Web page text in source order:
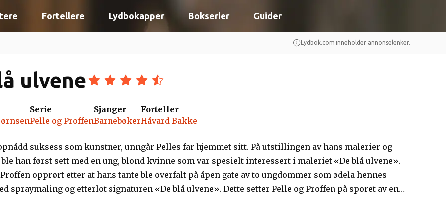
Fortellere Lydbokapper Bokserier Guider
Lydbok.com inneholder annonselenker.
ulvene
Serie
Pelle og Proffen
Sjanger
Barnebøker
Forteller
Håvard Bakke
suksess som kunstner, unngår Pelles far hjemmet sitt. På utstillingen av hans malerier og
han først sett med en ung, blond kvinne som var spesielt interessert i maleriet «De blå ulvene».
opprørt etter at hans tante ble overfalt på åpen gate av to ungdommer som ødela hennes
spraymaling og etterlot signaturen «De blå ulvene». Dette setter Pelle og Proffen på sporet av en
sak, men denne gangen er det ikke like enkelt å finne fienden…